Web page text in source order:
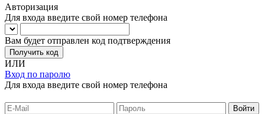
Авторизация
Для входа введите свой номер телефона
Вам будет отправлен код подтверждения
Получить код
ИЛИ
Вход по паролю
Для входа введите свой номер телефона